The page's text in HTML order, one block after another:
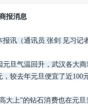
报消息
（通讯员 张剑 见习记者
气温回升，武汉各大商
，较去年元旦便宜了近100
上”的钻石消费也在元旦